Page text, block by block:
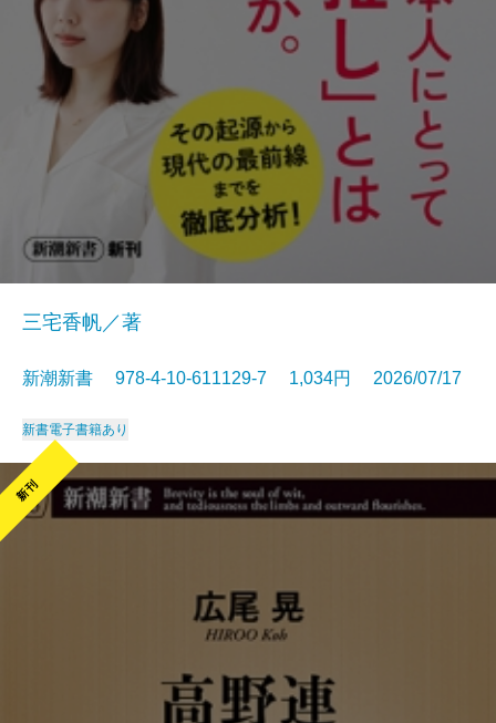
三宅香帆／著
新潮新書 978-4-10-611129-7 1,034円 2026/07/17
新書電子書籍あり
新刊